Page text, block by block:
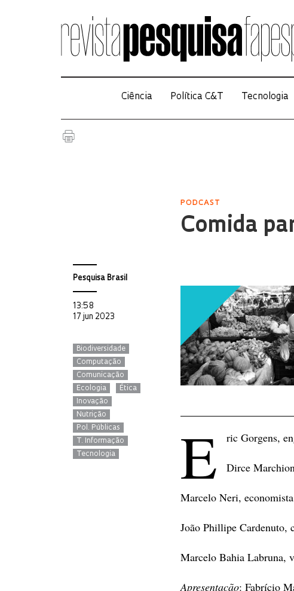
Ciência Política C&T Tecnologia
PODCAST
Comida
Pesquisa Brasil
13:58
17 jun 2023
Biodiversidade
Computação
Comunicação
Ecologia
Ética
Inovação
Nutrição
Pol. Públicas
T. Informação
Tecnologia
E ric Gorgens,
Dirce
Marcelo Neri,
João Phillipe Cardenuto,
Marcelo Bahia Labruna,
Apresentação: Fabrício